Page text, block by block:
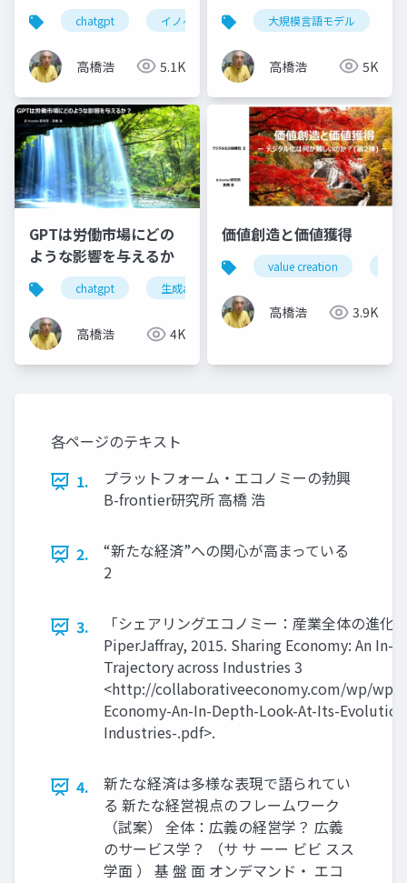
chatgpt イノベーション ヘルスケア
高橋浩 5.1K
大規模言語モデル
高橋浩 5K
GPTは労働市場にどの
ような影響を与えるか
chatgpt 生成aiツール
高橋浩 4K
価値創造と価値獲得
value creation
高橋浩 3.9K
各ページのテキスト
1.
プラットフォーム・エコノミーの勃興
B-frontier研究所 高橋 浩
2.
“新たな経済”への関心が高まっている
2
3.
「シェアリングエコノミー：産業全体の進化
PiperJaffray, 2015. Sharing Economy: An
Trajectory across Industries 3
<http://collaborativeeconomy.com/wp/
Economy-An-In-Depth-Look-At-Its-
Industries-.pdf>.
4.
新たな経済は多様な表現で語られてい
る 新たな経営視点のフレームワーク
（試案） 全体：広義の経営学？ 広義
のサービス学？ （サ サ ーー ビビ スス
学面 ） 基 盤 面 オンデマンド・ エコ